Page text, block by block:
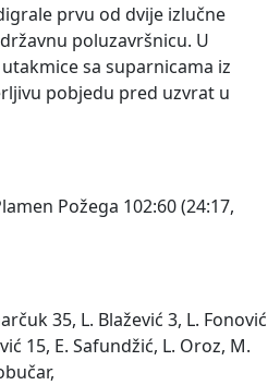
prvu od dvije izlučne
poluzavršnicu. U
sa suparnicama iz
pobjedu pred uzvrat u
Požega 102:60 (24:17,
35, L. Blažević 3, L. Fonović
15, E. Safundžić, L. Oroz, M.